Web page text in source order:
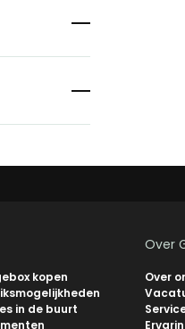
kopen
in de buurt
Over
Over